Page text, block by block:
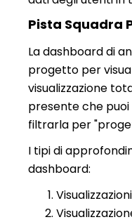
Pista Squadra
La dashboard di
progetto per
visualizzazione
presente che puoi
filtrarla per
I tipi di
dashboard: